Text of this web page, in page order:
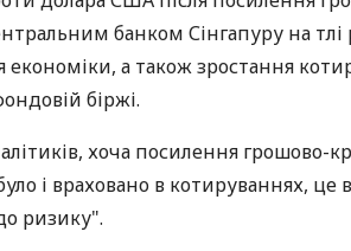
банком Сінгапуру на тлі
економіки, а також зростання
біржі.
хоча посилення грошово-
і враховано в котируваннях,
ризику".